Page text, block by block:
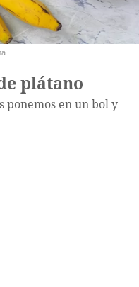
plátano
ponemos en un bol y